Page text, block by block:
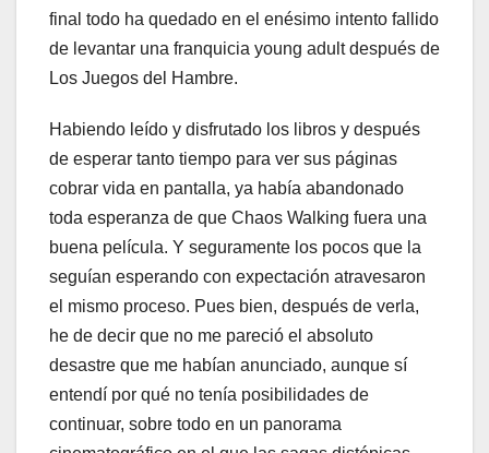
final todo ha quedado en el enésimo intento fallido
de levantar una franquicia young adult después de
Los Juegos del Hambre.
Habiendo leído y disfrutado los libros y después
de esperar tanto tiempo para ver sus páginas
cobrar vida en pantalla, ya había abandonado
toda esperanza de que Chaos Walking fuera una
buena película. Y seguramente los pocos que la
seguían esperando con expectación atravesaron
el mismo proceso. Pues bien, después de verla,
he de decir que no me pareció el absoluto
desastre que me habían anunciado, aunque sí
entendí por qué no tenía posibilidades de
continuar, sobre todo en un panorama